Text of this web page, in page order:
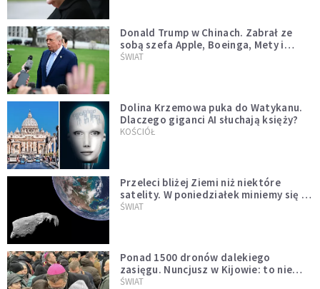
Donald Trump w Chinach. Zabrał ze
sobą szefa Apple, Boeinga, Mety i
Muska
ŚWIAT
Dolina Krzemowa puka do Watykanu.
Dlaczego giganci AI słuchają księży?
KOŚCIÓŁ
Przeleci bliżej Ziemi niż niektóre
satelity. W poniedziałek miniemy się z
asteroidą, która poprzedzi znacznie
ŚWIAT
Ponad 1500 dronów dalekiego
zasięgu. Nuncjusz w Kijowie: to nie
wygląda na wolę zakończenia wojny
ŚWIAT